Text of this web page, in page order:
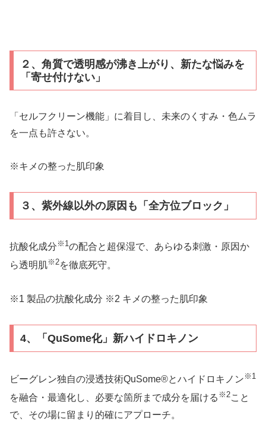
２、角質で透明感が沸き上がり、新たな悩みを
「寄せ付けない」
「セルフクリーン機能」に着目し、未来のくすみ・色ムラ
を一点も許さない。
※キメの整った肌印象
３、紫外線以外の原因も「全方位ブロック」
抗酸化成分 ※1 の配合と超保湿で、あらゆる刺激・原因か
ら透明肌※2を徹底死守。
※1 製品の抗酸化成分 ※2 キメの整った肌印象
4、「QuSome化」新ハイドロキノン
ビーグレン独自の浸透技術QuSome®とハイドロキノン ※1
を融合・最適化し、必要な箇所まで成分を届ける ※2こと
で、その場に留まり的確にアプローチ。